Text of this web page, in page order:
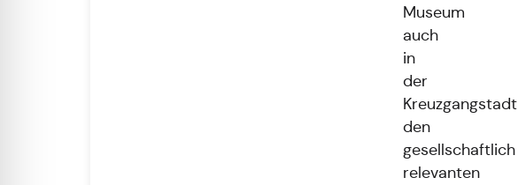
Museum
auch
in
der
Kreuzgangstadt
den
gesellschaftlich
relevanten